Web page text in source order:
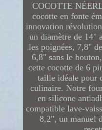
COCOTTE
cocotte en fonte
innovation
un diamètre de 14"
les poignées, 7,8"
6,8" sans le
cette cocotte de 6
taille idéale pour
culinaire. Notre
en silicone
compatible lave-
8,2", un manuel